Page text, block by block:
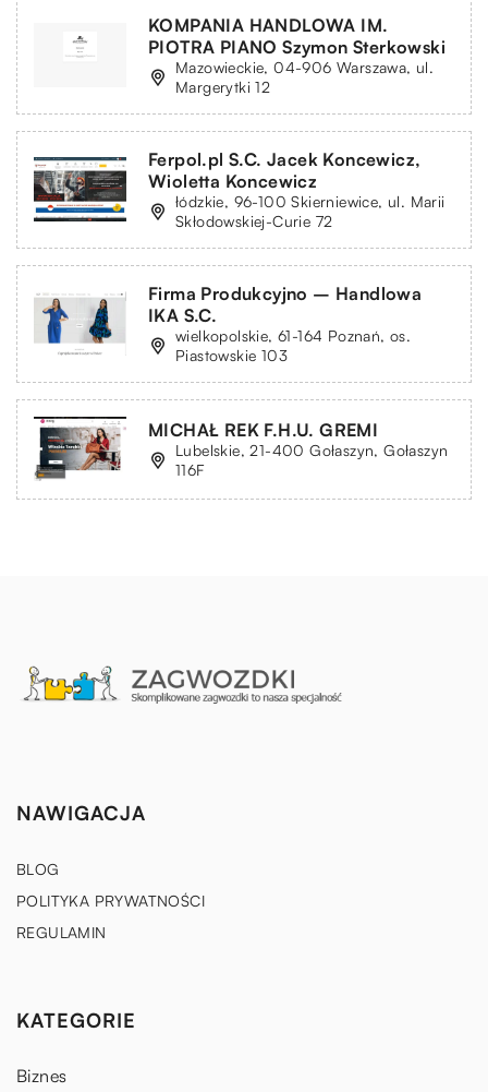
KOMPANIA HANDLOWA IM.
PIOTRA PIANO Szymon Sterkowski
Mazowieckie, 04-906 Warszawa, ul.
Margerytki 12
Ferpol.pl S.C. Jacek Koncewicz,
Wioletta Koncewicz
łódzkie, 96-100 Skierniewice, ul. Marii
Skłodowskiej-Curie 72
Firma Produkcyjno – Handlowa
IKA S.C.
wielkopolskie, 61-164 Poznań, os.
Piastowskie 103
MICHAŁ REK F.H.U. GREMI
Lubelskie, 21-400 Gołaszyn, Gołaszyn
116F
NAWIGACJA
BLOG
POLITYKA PRYWATNOŚCI
REGULAMIN
KATEGORIE
Biznes